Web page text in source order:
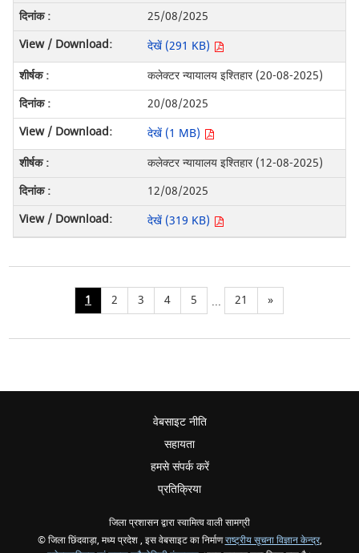
25/08/2025
देखें (291 KB)
कलेक्टर न्यायालय इश्तिहार (20-08-2025)
20/08/2025
देखें (1 MB)
कलेक्टर न्यायालय इश्तिहार (12-08-2025)
12/08/2025
देखें (319 KB)
1 2 3 4 5 ... 21 »
वेबसाइट नीति
सहायता
हमसे संपर्क करें
प्रतिक्रिया
जिला प्रशासन द्वारा स्वामित्व वाली सामग्री
© जिला छिंदवाड़ा, मध्य प्रदेश , इस वेबसाइट का निर्माणराष्ट्रीय सूचना विज्ञान केन्द्र,